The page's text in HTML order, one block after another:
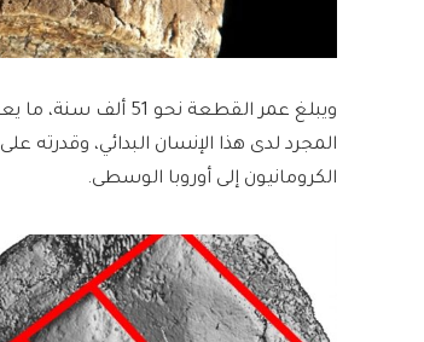
ويبلغ عمر القطعة
المجرد لدى هذا الإنسان البدائي،
الكرومانيون إلى أوروبا الوسطى.